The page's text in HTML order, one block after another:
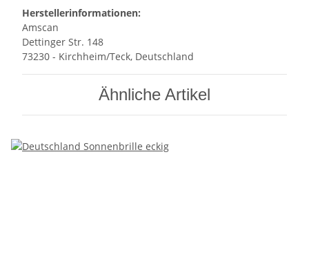
Herstellerinformationen:
Amscan
Dettinger Str. 148
73230 - Kirchheim/Teck, Deutschland
Ähnliche Artikel